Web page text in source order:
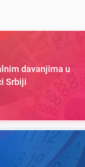
davanjima u
Srbiji